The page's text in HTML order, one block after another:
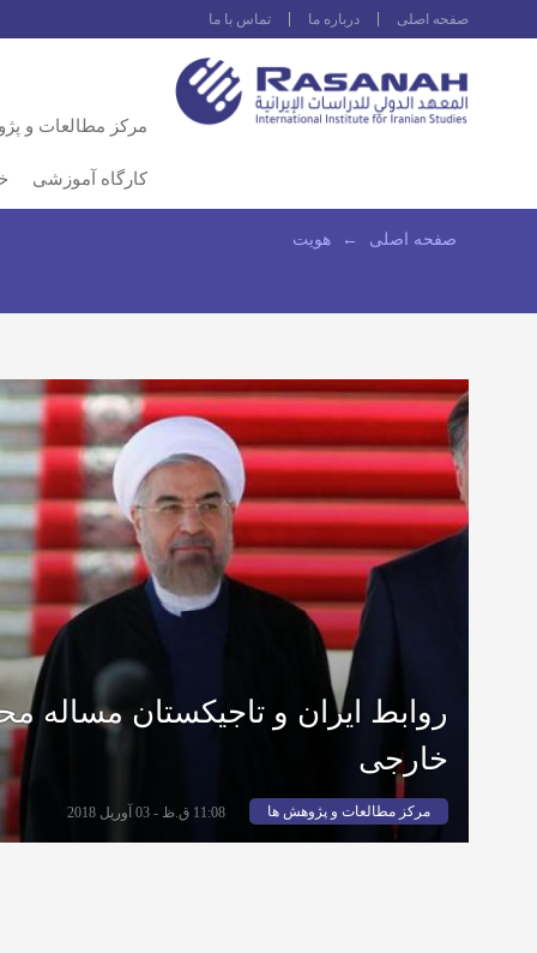
صفحه اصلى درباره ما تماس با ما
مرکز مطالعات و
کارگاه آموزشی
صفحه اصلى ← هویت
روابط ایران و تاجیکستان مساله
خارجی
مرکز مطالعات و پژوهش ها 11:08 ق.ظ - 03 آوریل 2018